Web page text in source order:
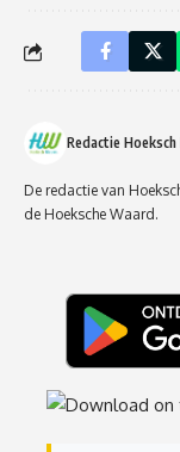
Redactie Hoeksch
De redactie van
de Hoeksche Waard.